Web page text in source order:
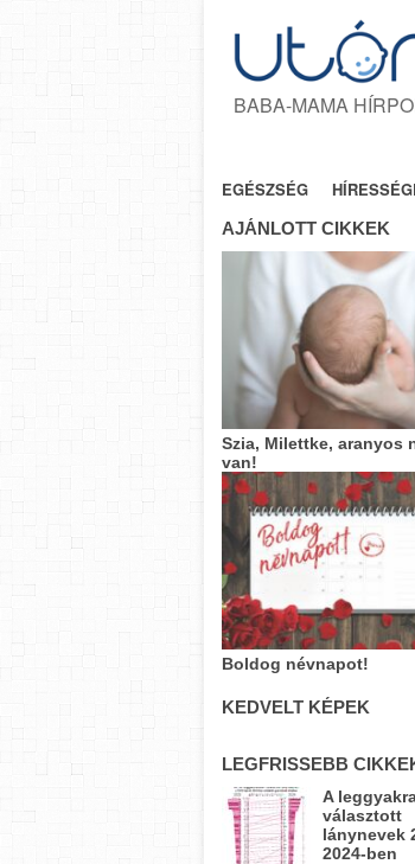
BABA-MAMA
EGÉSZSÉG
AJÁNLOTT CIKKEK
Szia, Milettke, aranyos
van!
Boldog névnapot!
KEDVELT KÉPEK
LEGFRISSEBB
A
választott
lánynevek
2024-ben